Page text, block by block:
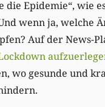
die Epidemie“, wie
wenn ja, welche
Auf der News-
wo gesunde und